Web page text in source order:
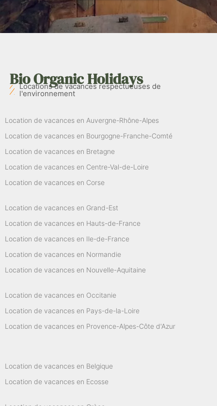
Bio Organic Holidays
Locations de vacances respectueuses de
l'environnement
Location de vacances en Auvergne-Rhône-Alpes
Location de vacances en Bourgogne-Franche-Comté
Location de vacances en Bretagne
Location de vacances en Centre-Val-de-Loire
Location de vacances en Corse
Location de vacances en Grand-Est
Location de vacances en Hauts-de-France
Location de vacances en Ile-de-France
Location de vacances en Normandie
Location de vacances en Nouvelle-Aquitaine
Location de vacances en Occitanie
Location de vacances en Pays-de-la-Loire
Location de vacances en Provence-Alpes-Côte d'Azur
Location de vacances en Belgique
Location de vacances en Ecosse